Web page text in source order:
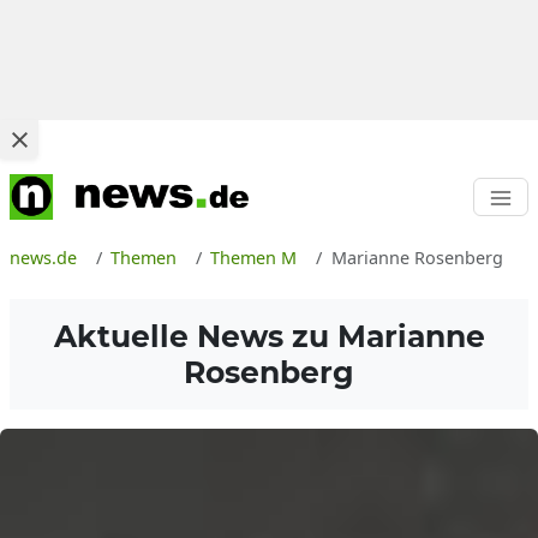
news.de Themen Themen M Marianne Rosenberg
Aktuelle News zu Marianne
Rosenberg